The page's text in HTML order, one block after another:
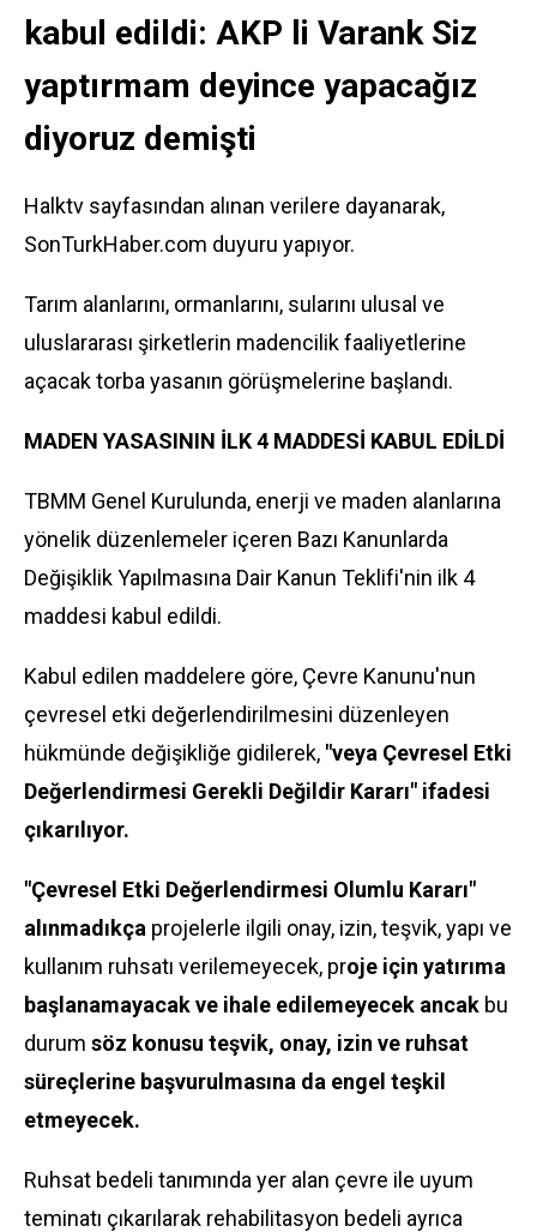
kabul edildi: AKP li Varank Siz
yaptırmam deyince yapacağız
diyoruz demişti
Halktv sayfasından alınan verilere dayanarak,
SonTurkHaber.com duyuru yapıyor.
Tarım alanlarını, ormanlarını, sularını ulusal ve
uluslararası şirketlerin madencilik faaliyetlerine
açacak torba yasanın görüşmelerine başlandı.
MADEN YASASININ İLK 4 MADDESİ KABUL EDİLDİ
TBMM Genel Kurulunda, enerji ve maden alanlarına
yönelik düzenlemeler içeren Bazı Kanunlarda
Değişiklik Yapılmasına Dair Kanun Teklifi'nin ilk 4
maddesi kabul edildi.
Kabul edilen maddelere göre, Çevre Kanunu'nun
çevresel etki değerlendirilmesini düzenleyen
hükmünde değişikliğe gidilerek, "veya Çevresel Etki
Değerlendirmesi Gerekli Değildir Kararı" ifadesi
çıkarılıyor.
"Çevresel Etki Değerlendirmesi Olumlu Kararı"
alınmadıkça projelerle ilgili onay, izin, teşvik, yapı ve
kullanım ruhsatı verilemeyecek, proje için yatırıma
başlanamayacak ve ihale edilemeyecek ancak bu
durum söz konusu teşvik, onay, izin ve ruhsat
süreçlerine başvurulmasına da engel teşkil
etmeyecek.
Ruhsat bedeli tanımında yer alan çevre ile uyum
teminatı çıkarılarak rehabilitasyon bedeli ayrıca